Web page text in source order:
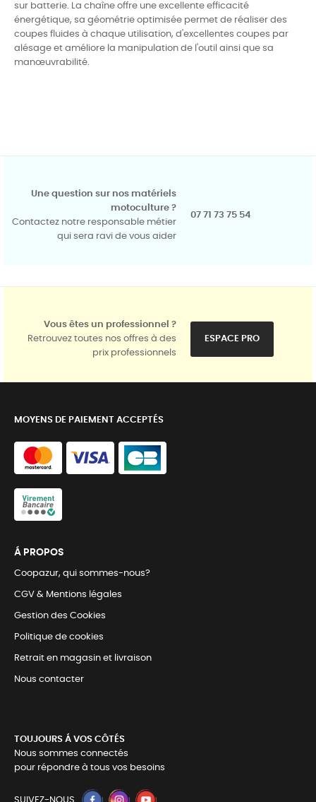
sur batterie. La chaîne offre une excellente efficacité
énergétique, sa géométrie optimisée permet de réaliser des
coupes fluides à chaque utilisation, d'excellentes coupes par
alésage et améliore la manipulation de l'outil ainsi que sa
manœuvrabilité.
Une question sur nos matériels
motoculture ?
Contactez notre responsable métier
qui sera ravi de vous aider
07 71 73 75 54
Vous êtes un professionnel ?
Retrouvez toutes nos offres à des
prix professionnels
ESPACE PRO
MOYENS DE PAIEMENT ACCEPTÉS
Á PROPOS
Coopazur, qui sommes-nous?
CGV & Mentions légales
Gestion des Cookies
Politique de cookies
Retrait en magasin et livraison
Nous contacter
TOUJOURS Á VOS CÔTÉS
Nous sommes connectés
pour répondre à tous vos besoins
SUIVEZ-NOUS